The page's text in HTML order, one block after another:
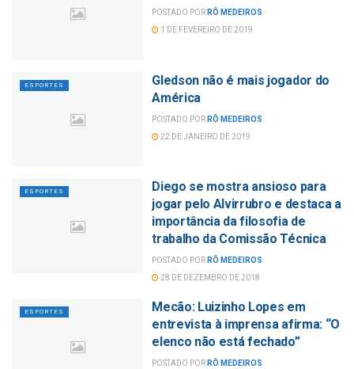
POSTADO POR RÔ MEDEIROS
1 DE FEVEREIRO DE 2019
ESPORTES
Gledson não é mais jogador do
América
POSTADO POR RÔ MEDEIROS
22 DE JANEIRO DE 2019
ESPORTES
Diego se mostra ansioso para
jogar pelo Alvirrubro e destaca a
importância da filosofia de
trabalho da Comissão Técnica
POSTADO POR RÔ MEDEIROS
28 DE DEZEMBRO DE 2018
ESPORTES
Mecão: Luizinho Lopes em
entrevista à imprensa afirma: “O
elenco não está fechado”
POSTADO POR RÔ MEDEIROS